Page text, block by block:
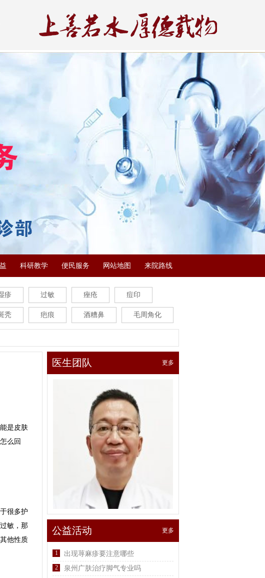
科研教学 便民服务 网站地图 来院路线
疹 过敏 痤疮 痘印
秃 疤痕 酒糟鼻 毛周角化
是皮肤
么回
很多护
敏，那
他性质
医生团队 更多
公益活动 更多
1 出现荨麻疹要注意哪些
2 泉州广肤治疗脚气专业吗